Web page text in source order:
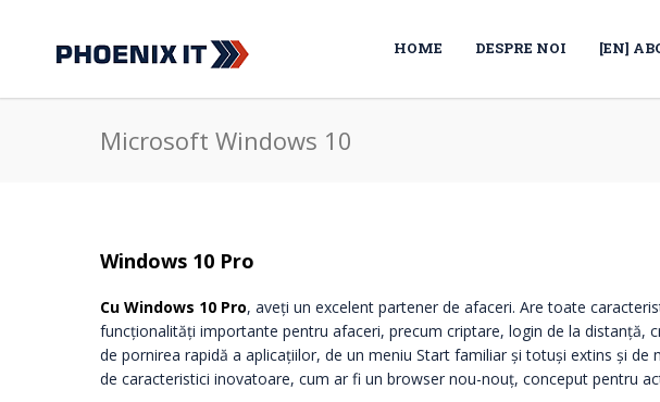
HOME DESPRE NOI [EN]
Microsoft Windows 10
Windows 10 Pro
Cu Windows 10 Pro, aveți un excelent partener de afaceri. Are toate
funcționalități importante pentru afaceri, precum criptare, login de la distanță,
de pornirea rapidă a aplicațiilor, de un meniu Start familiar și totuși extins și
de caracteristici inovatoare, cum ar fi un browser nou-nouț, conceput pentru